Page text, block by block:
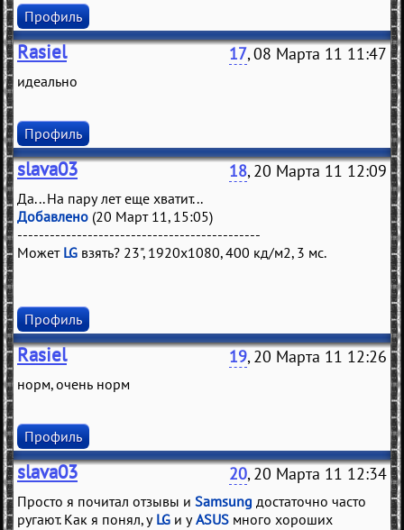
Профиль
Rasiel 17, 08 Марта 11 11:47
идеально
Профиль
slava03 18, 20 Марта 11 12:09
Да... На пару лет еще хватит...
Добавлено (20 Март 11, 15:05)
---------------------------------------------
Может LG взять? 23", 1920x1080, 400 кд/м2, 3 мс.
Профиль
Rasiel 19, 20 Марта 11 12:26
норм, очень норм
Профиль
slava03 20, 20 Марта 11 12:34
Просто я почитал отзывы и Samsung достаточно часто
ругают. Как я понял, у LG и уASUS много хороших